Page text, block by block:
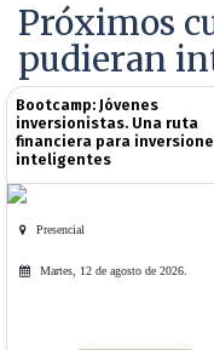
Próximos
pudieran
Bootcamp: Jóvenes
inversionistas. Una ruta
financiera para
inteligentes
Presencial
Martes, 12 de agosto de 2026.